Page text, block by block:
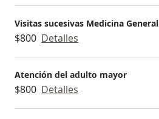
Visitas sucesivas Medicina General
$800 Detalles
Atención del adulto mayor
$800 Detalles